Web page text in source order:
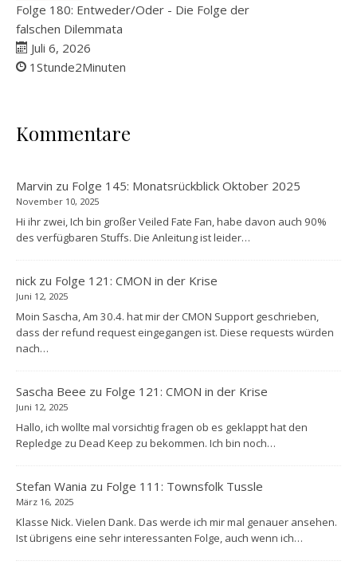
Folge 180: Entweder/Oder - Die Folge der
falschen Dilemmata
Juli 6, 2026
1Stunde2Minuten
Kommentare
Marvin zu Folge 145: Monatsrückblick Oktober 2025
November 10, 2025
Hi ihr zwei, Ich bin großer Veiled Fate Fan, habe davon auch 90%
des verfügbaren Stuffs. Die Anleitung ist leider…
nick zu Folge 121: CMON in der Krise
Juni 12, 2025
Moin Sascha, Am 30.4. hat mir der CMON Support geschrieben,
dass der refund request eingegangen ist. Diese requests würden
nach…
Sascha Beee zu Folge 121: CMON in der Krise
Juni 12, 2025
Hallo, ich wollte mal vorsichtig fragen ob es geklappt hat den
Repledge zu Dead Keep zu bekommen. Ich bin noch…
Stefan Wania zu Folge 111: Townsfolk Tussle
März 16, 2025
Klasse Nick. Vielen Dank. Das werde ich mir mal genauer ansehen.
Ist übrigens eine sehr interessanten Folge, auch wenn ich…